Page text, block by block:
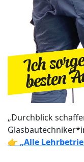
„Durchblick
👉 „Alle